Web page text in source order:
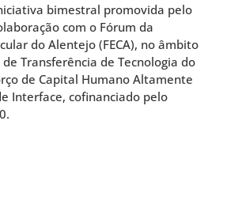
bimestral promovida pelo
com o Fórum da
do Alentejo (FECA), no âmbito
Transferência de Tecnologia do
de Capital Humano Altamente
Interface, cofinanciado pelo